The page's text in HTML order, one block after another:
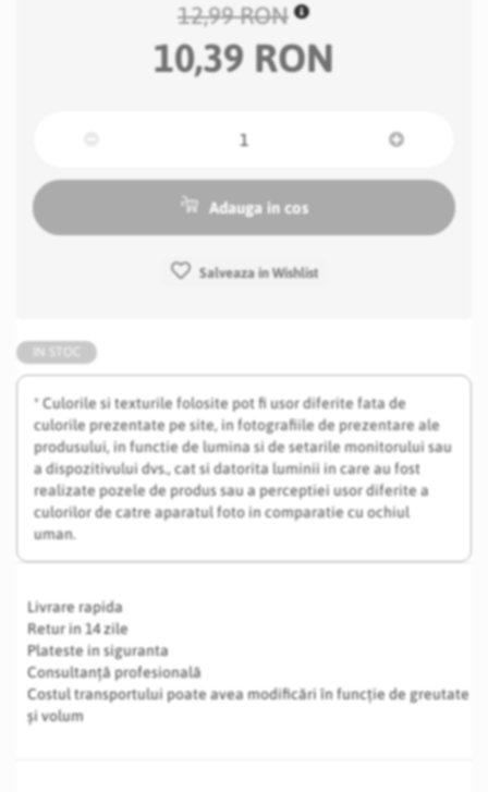
* Culorile si texturile folosite pot fi usor diferite fata de
culorile prezentate pe site, in fotografiile de prezentare ale
produsului, in functie de lumina si de setarile monitorului sau
a dispozitivului dvs., cat si datorita luminii in care au fost
realizate pozele de produs sau a perceptiei usor diferite a
culorilor de catre aparatul foto in comparatie cu ochiul
uman.
Livrare rapida
Retur in 14 zile
Plateste in siguranta
Consultanță profesională
Costul transportului poate avea modificări în funcție de greutate
și volum
12,99 RON
10,39 RON
Adauga in cos
Salveaza in Wishlist